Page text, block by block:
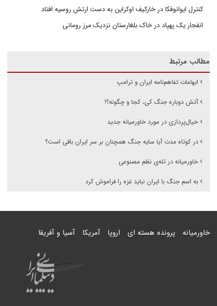
کنترل ایوانوفکا در خارکیف اوکراین به دست ارتش روسیه افتاد
انفجار یک پهپاد در خاک بلغارستان نزدیک مرز رومانی
مطالب مرتبط
ابهامات تفاهم‌نامه ایران و ترامپ
آتش دوباره جنگ کی، کجا و چگونه؟!
خیال‌پردازی در مورد خاورمیانه جدید
در کوتاه مدت آیا سایه جنگ همچنان بر سر ایران باقی است؟
خاورمیانه در تله‌ی نظم مصنوعی
به اسم جنگ با ایران نباید غزه را فراموش کرد
خاورمیانه پرونده هسته ای اروپا آمریکا آسیا و آفریقا